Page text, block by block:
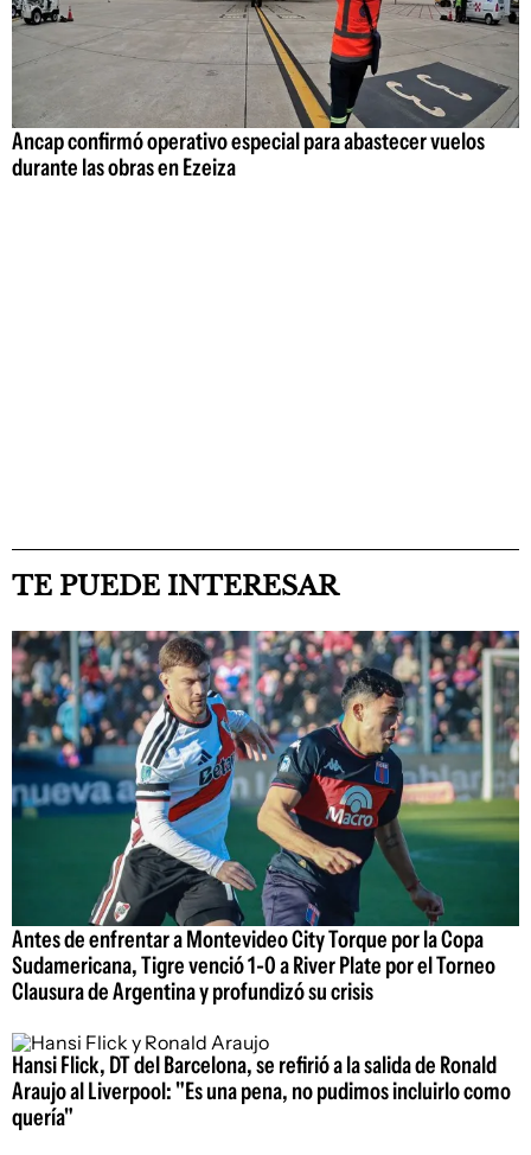
Ancap confirmó operativo especial para abastecer vuelos
durante las obras en Ezeiza
TE PUEDE INTERESAR
Antes de enfrentar a Montevideo City Torque por la Copa
Sudamericana, Tigre venció 1-0 a River Plate por el Torneo
Clausura de Argentina y profundizó su crisis
Hansi Flick, DT del Barcelona, se refirió a la salida de Ronald
Araujo al Liverpool: "Es una pena, no pudimos incluirlo como
quería"